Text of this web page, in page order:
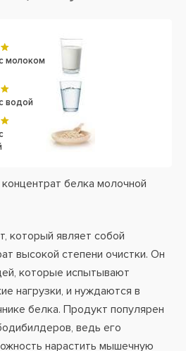
молоком
водой
белка молочной
который являет собой
высокой степени очистки. Он
которые испытывают
нагрузки, и нуждаются в
белка. Продукт популярен
ведь его
нарастить мышечную